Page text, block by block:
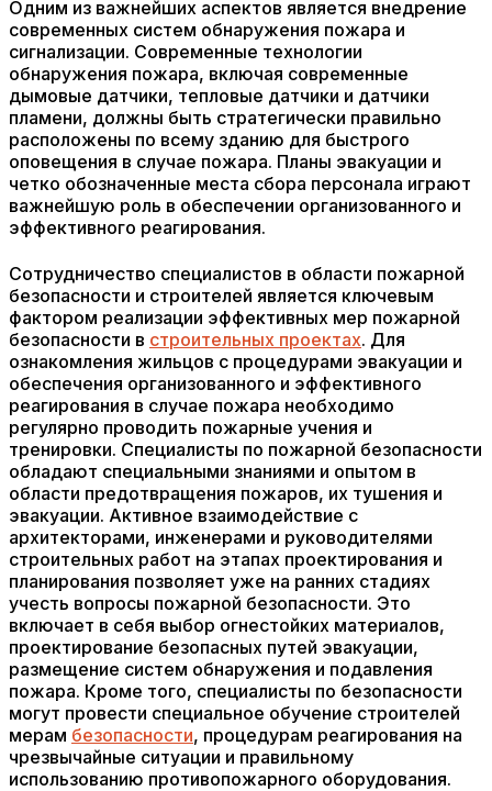
Одним из важнейших аспектов является внедрение
современных систем обнаружения пожара и
сигнализации. Современные технологии
обнаружения пожара, включая современные
дымовые датчики, тепловые датчики и датчики
пламени, должны быть стратегически правильно
расположены по всему зданию для быстрого
оповещения в случае пожара. Планы эвакуации и
четко обозначенные места сбора персонала играют
важнейшую роль в обеспечении организованного и
эффективного реагирования.
Сотрудничество специалистов в области пожарной
безопасности и строителей является ключевым
фактором реализации эффективных мер пожарной
безопасности в строительных проектах. Для
ознакомления жильцов с процедурами эвакуации и
обеспечения организованного и эффективного
реагирования в случае пожара необходимо
регулярно проводить пожарные учения и
тренировки. Специалисты по пожарной безопасности
обладают специальными знаниями и опытом в
области предотвращения пожаров, их тушения и
эвакуации. Активное взаимодействие с
архитекторами, инженерами и руководителями
строительных работ на этапах проектирования и
планирования позволяет уже на ранних стадиях
учесть вопросы пожарной безопасности. Это
включает в себя выбор огнестойких материалов,
проектирование безопасных путей эвакуации,
размещение систем обнаружения и подавления
пожара. Кроме того, специалисты по безопасности
могут провести специальное обучение строителей
мерам безопасности, процедурам реагирования на
чрезвычайные ситуации и правильному
использованию противопожарного оборудования.